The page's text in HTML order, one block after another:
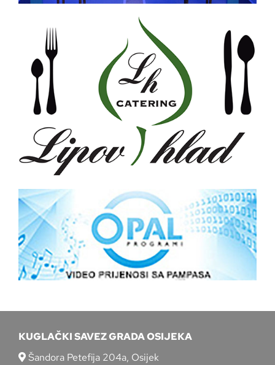
KUGLAČKI SAVEZ GRADA OSIJEKA
Šandora Petefija 204a, Osijek